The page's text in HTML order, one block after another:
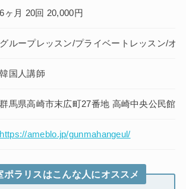
6ヶ月 20回 20,000円
グループレッスン/プライベートレッスン/オ
韓国人講師
群馬県高崎市末広町27番地 高崎中央公民館
https://ameblo.jp/gunmahangeul/
ポラリスはこんな人にオススメ